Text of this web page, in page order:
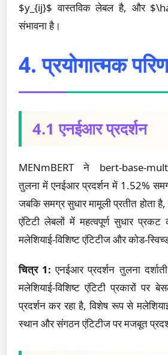
$y_{ij}$ वास्तविक लेबल है, और
संभावना है।
4. प्रयोगात्मक
4.1 एनईआर प्रदर्शन
MENmBERT ने bert-base-
तुलना में एनईआर प्रदर्शन में 1.52%
जबकि समग्र सुधार मामूली प्रतीत होता है,
एंटिटी लेबलों में महत्वपूर्ण सुधार
मलेशियाई-विशिष्ट एंटिटीज और कोड-
चित्र 1: एनईआर प्रदर्शन तुलना
मलेशियाई-विशिष्ट एंटिटी प्रकारों पर
प्रदर्शन कर रहा है, विशेष रूप से
स्थान और संगठन एंटिटीज पर मजबूत